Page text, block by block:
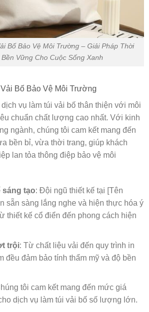
Bố Bảo Vệ Môi Trường – Giải Pháp Thời
Vững Cho Cuộc Sống Xanh
Bố Bảo Vệ Môi Trường
vụ làm túi vải bố thân thiện với môi
chuẩn chất lượng cao nhất. Với kinh
ngành, chúng tôi cam kết mang đến
bền bỉ, vừa thời trang, giúp khách
lan tỏa thông điệp bảo vệ môi
tạo: Đội ngũ thiết kế tại [Tên
sẵn sàng lắng nghe và hiện thực hóa ý
thiết kế cổ điển đến phong cách hiện
trội: Từ chất liệu vải đến quy trình in
đều đảm bảo tính thẩm mỹ và độ bền
tôi cam kết mang đến mức giá
dịch vụ làm túi vải bố số lượng lớn.